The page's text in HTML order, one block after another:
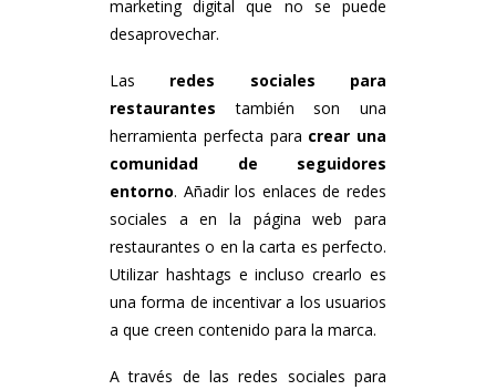
marketing digital que no se puede
desaprovechar.
Las redes sociales para
restaurantes también son una
herramienta perfecta para crear una
comunidad de seguidores
entorno. Añadir los enlaces de redes
sociales a en la página web para
restaurantes o en la carta es perfecto.
Utilizar hashtags e incluso crearlo es
una forma de incentivar a los usuarios
a que creen contenido para la marca.
A través de las redes sociales para